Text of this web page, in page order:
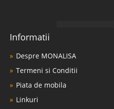
Informatii
Despre MONALISA
Termeni si Conditii
Piata de mobila
Linkuri